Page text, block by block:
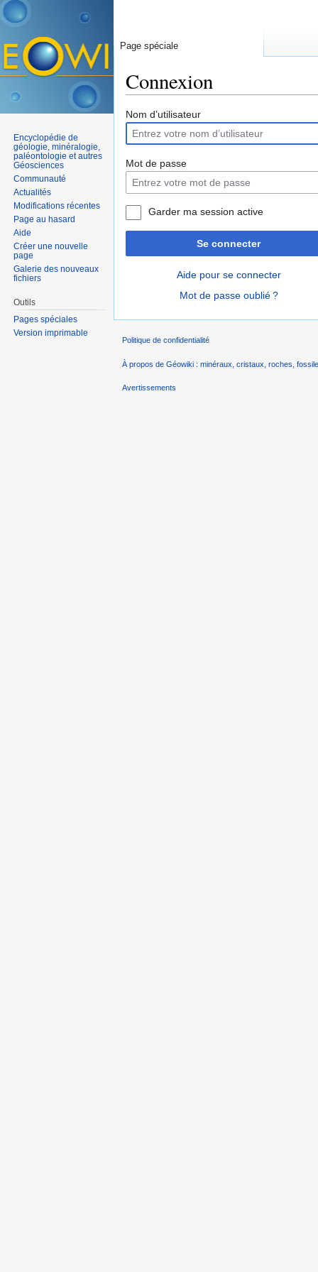
Connexion
Nom d’utilisateur
Mot de passe
Garder ma session active
Se connecter
Aide pour se connecter
Mot de passe oublié ?
Page spéciale
Encyclopédie de
géologie, minéralogie,
paléontologie et autres
Géosciences
Communauté
Actualités
Modifications récentes
Page au hasard
Aide
Créer une nouvelle
page
Galerie des nouveaux
fichiers
Outils
Pages spéciales
Version imprimable
Politique de confidentialité
À propos de Géowiki : minéraux, cristaux, roches,
Avertissements